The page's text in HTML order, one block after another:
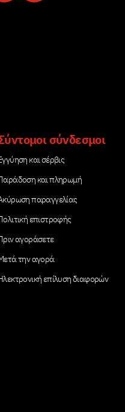
σύνδεσμοι
και σέρβις
και πληρωμή
παραγγελίας
επιστροφής
αγοράσετε
την αγορά
επίλυση διαφορών